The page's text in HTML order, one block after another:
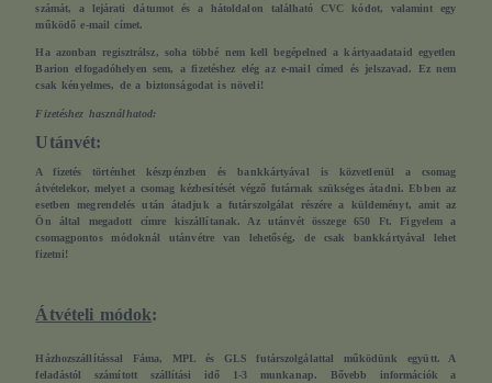
számát, a lejárati dátumot és a hátoldalon található CVC kódot, valamint egy
működő e-mail címet.
Ha azonban regisztrálsz, soha többé nem kell begépelned a kártyaadataid egyetlen
Barion elfogadóhelyen sem, a fizetéshez elég az e-mail címed és jelszavad. Ez nem
csak kényelmes, de a biztonságodat is növeli!
Fizetéshez használhatod:
Utánvét:
A fizetés történhet készpénzben és bankkártyával is közvetlenül a csomag
átvételekor, melyet a csomag kézbesítését végző futárnak szükséges átadni. Ebben az
esetben megrendelés után átadjuk a futárszolgálat részére a küldeményt, amit az
Ön által megadott címre kiszállítanak. Az utánvét összege 650 Ft. Figyelem a
csomagpontos módoknál utánvétre van lehetőség, de csak bankkártyával lehet
fizetni!
Átvételi módok:
Házhozszállítással
Fáma, MPL és GLS futárszolgálattal működünk együtt. A
feladástól számított szállítási idő 1-3 munkanap. Bővebb információk a